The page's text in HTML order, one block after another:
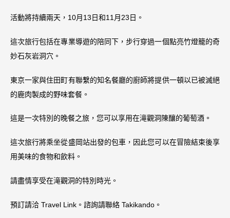
活動將持續兩天，10月13日和11月23日。
這次旅行包括在專業導遊的陪同下，步行穿過一個點亮竹燈籠的奇
妙石灰岩洞穴。
東京一家與住田町有聯繫的知名餐廳的廚師將提供一頓以已被滅絕
的鹿肉製成的野味套餐。
這是一次特別的晚餐之旅，您可以享用在滝觀洞陳釀的葡萄酒。
這次旅行將乘坐從盛岡站出發的包車，因此您可以在冒險結束後享
用美味的食物和飲料。
請盡情享受在滝觀洞的特別時光。
預訂請洽 Travel Link。諮詢請聯絡 Takikando。